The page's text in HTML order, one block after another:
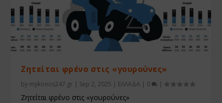
Ζητείται φρένο στις «γουρούνες»
by mykonos247.gr | Sep 2, 2025 | ΕΛΛΑΔΑ | 0 |
Ζητείται φρένο στις «γουρούνες»